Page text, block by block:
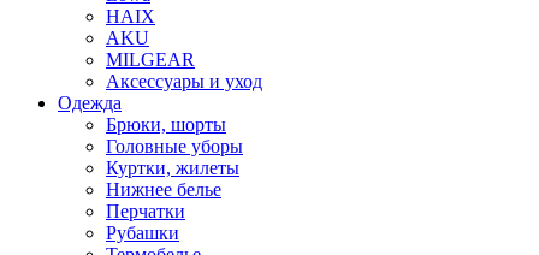
HAIX
AKU
MILGEAR
Аксессуары и уход
Одежда
Брюки, шорты
Головные уборы
Куртки, жилеты
Нижнее белье
Перчатки
Рубашки